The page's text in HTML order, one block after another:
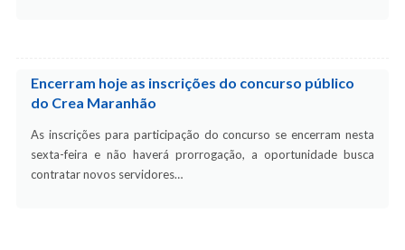
Encerram hoje as inscrições do concurso público
do Crea Maranhão
As inscrições para participação do concurso se encerram nesta
sexta-feira e não haverá prorrogação, a oportunidade busca
contratar novos servidores…